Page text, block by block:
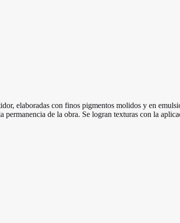
elaboradas con finos pigmentos molidos y en
de la obra. Se logran texturas con la